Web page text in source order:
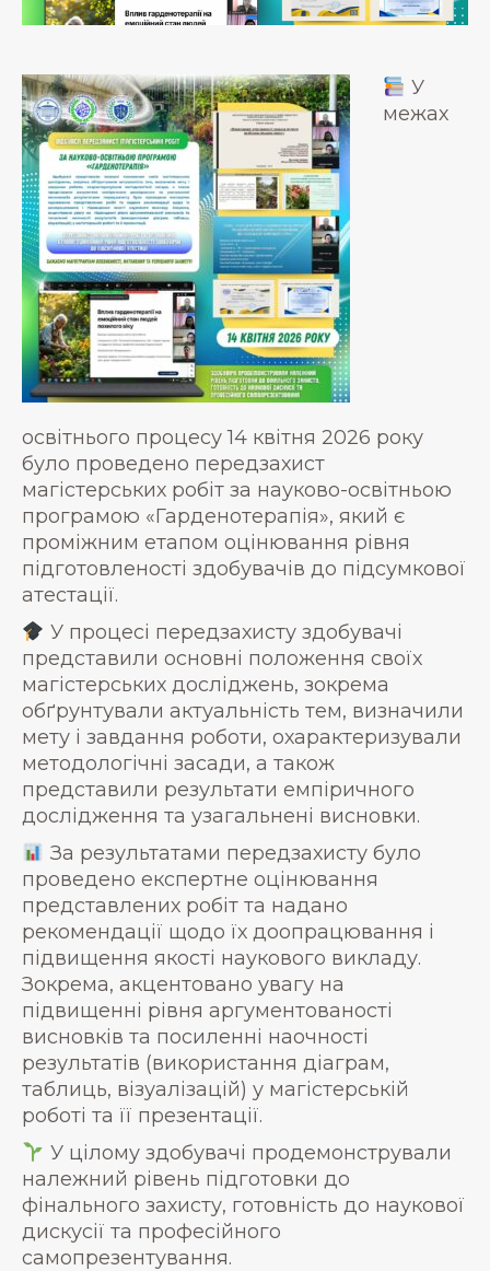
У
межах
освітнього процесу 14 квітня 2026 року
було проведено передзахист
магістерських робіт за науково-освітньою
програмою «Гарденотерапія», який є
проміжним етапом оцінювання рівня
підготовленості здобувачів до підсумкової
атестації.
У процесі передзахисту здобувачі
представили основні положення своїх
магістерських досліджень, зокрема
обґрунтували актуальність тем, визначили
мету і завдання роботи, охарактеризували
методологічні засади, а також
представили результати емпіричного
дослідження та узагальнені висновки.
За результатами передзахисту було
проведено експертне оцінювання
представлених робіт та надано
рекомендації щодо їх доопрацювання і
підвищення якості наукового викладу.
Зокрема, акцентовано увагу на
підвищенні рівня аргументованості
висновків та посиленні наочності
результатів (використання діаграм,
таблиць, візуалізацій) у магістерській
роботі та її презентації.
У цілому здобувачі продемонстрували
належний рівень підготовки до
фінального захисту, готовність до наукової
дискусії та професійного
самопрезентування.